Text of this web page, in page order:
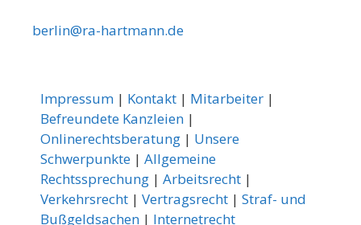
berlin@ra-hartmann.de
Impressum | Kontakt | Mitarbeiter |
Befreundete Kanzleien |
Onlinerechtsberatung | Unsere
Schwerpunkte | Allgemeine
Rechtssprechung | Arbeitsrecht |
Verkehrsrecht | Vertragsrecht | Straf- und
Bußgeldsachen | Internetrecht